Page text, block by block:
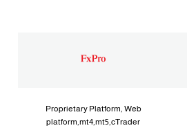
Proprietary Platform, Web
platform,mt4,mt5,cTrader